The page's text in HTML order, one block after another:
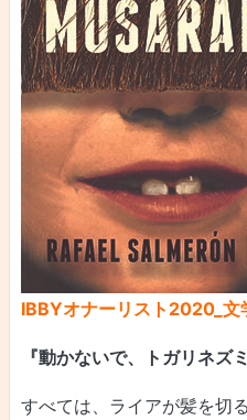
IBBYオナーリスト2020_文
『動かないで、トガリネズミ
すべては、ライアが髪を切